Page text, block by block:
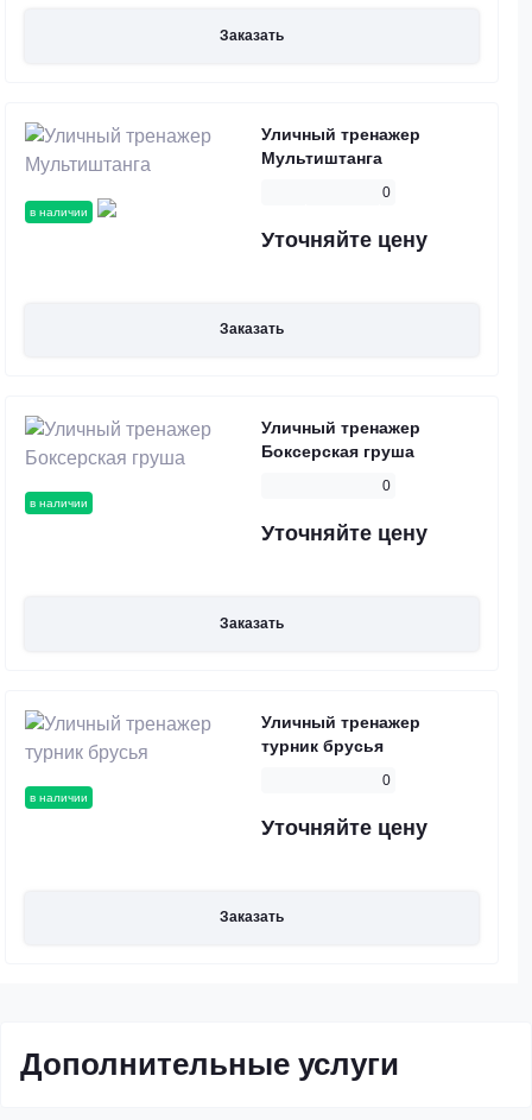
Заказать
в наличии
Уличный тренажер
Мультиштанга
0
Уточняйте цену
Заказать
в наличии
Уличный тренажер
Боксерская груша
0
Уточняйте цену
Заказать
в наличии
Уличный тренажер
турник брусья
0
Уточняйте цену
Заказать
Дополнительные услуги